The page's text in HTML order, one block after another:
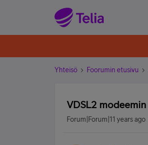
Yhteisö Foorumin etusivu
VDSL2
Forum|Forum|11 years ago